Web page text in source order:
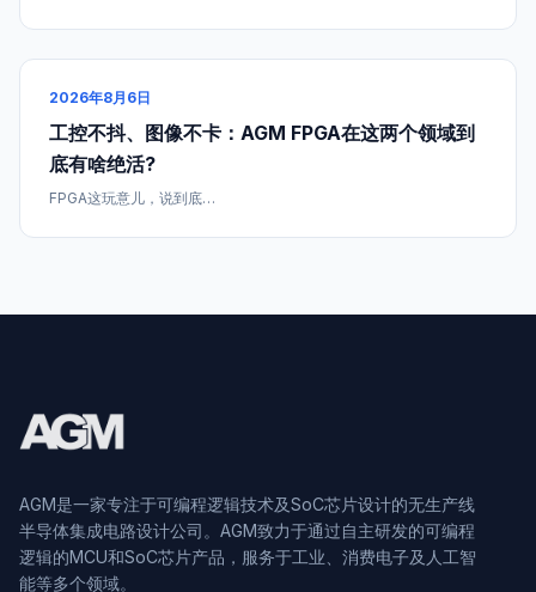
2026年8月6日
工控不抖、图像不卡：AGM FPGA在这两个领域到
底有啥绝活?
FPGA这玩意儿，说到底…
AGM是一家专注于可编程逻辑技术及SoC芯片设计的无生产线
半导体集成电路设计公司。AGM致力于通过自主研发的可编程
逻辑的MCU和SoC芯片产品，服务于工业、消费电子及人工智
能等多个领域。